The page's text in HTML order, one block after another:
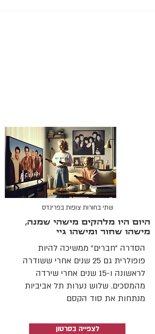
שתי בחורות צופות בפרינדס
היום היו מלהקים מישהי שמנה,
מישהו שחור ומישהו גיי
הסדרה "חברים" ממשיכה להיות
פופולרית גם 25 שנים אחרי ששודרה
לראשונה ו-15 שנים אחרי שירדה
מהמסכים. שלוש נערות תל אביביות
מנתחות את סוד הקסם
לצפייה בסרטון